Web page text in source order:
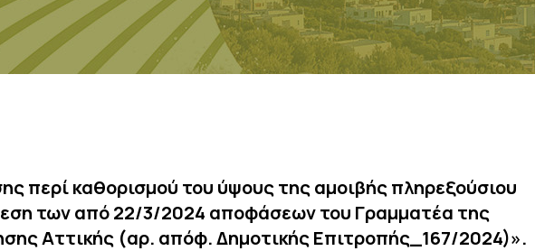
περί καθορισμού του ύψους της αμοιβής πληρεξούσιου
των από 22/3/2024 αποφάσεων του Γραμματέα της
Αττικής (αρ. απόφ. Δημοτικής Επιτροπής_167/2024)».